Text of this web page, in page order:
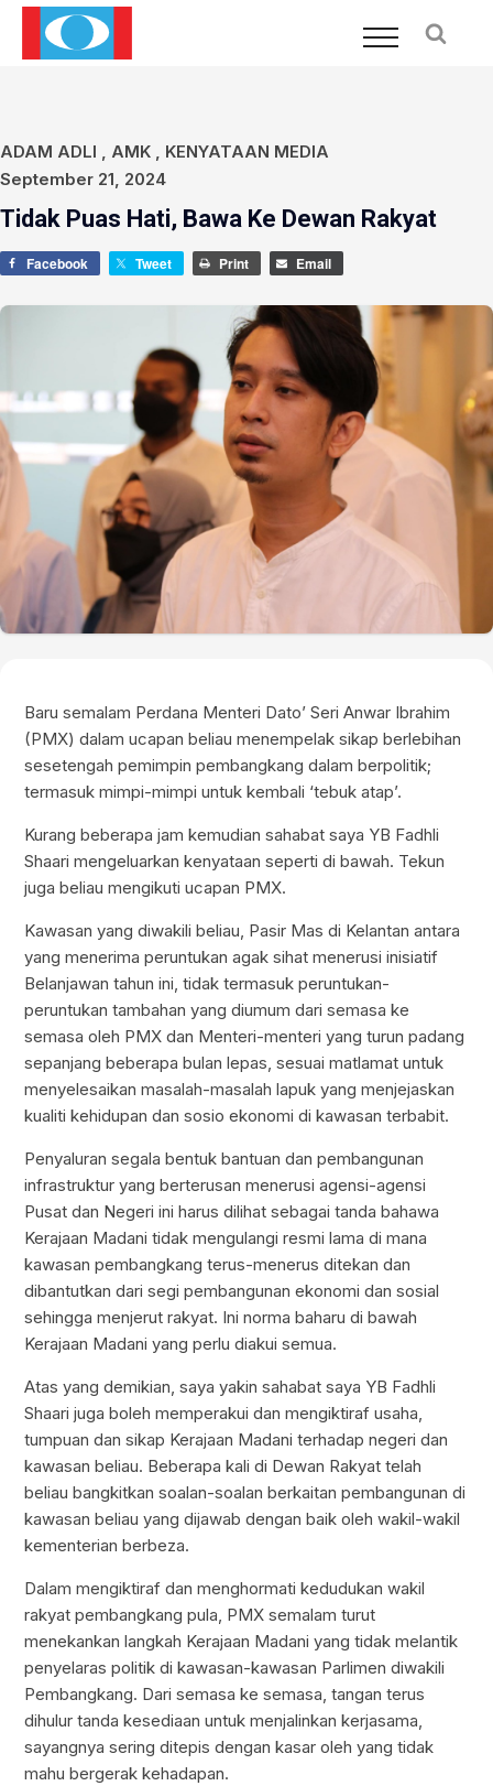
ADAM ADLI , AMK , KENYATAAN MEDIA
September 21, 2024
Tidak Puas Hati, Bawa Ke Dewan Rakyat
Facebook Tweet Print Email
Baru semalam Perdana Menteri Dato’ Seri Anwar Ibrahim
(PMX) dalam ucapan beliau menempelak sikap berlebihan
sesetengah pemimpin pembangkang dalam berpolitik;
termasuk mimpi-mimpi untuk kembali ‘tebuk atap’.
Kurang beberapa jam kemudian sahabat saya YB Fadhli
Shaari mengeluarkan kenyataan seperti di bawah. Tekun
juga beliau mengikuti ucapan PMX.
Kawasan yang diwakili beliau, Pasir Mas di Kelantan antara
yang menerima peruntukan agak sihat menerusi inisiatif
Belanjawan tahun ini, tidak termasuk peruntukan-
peruntukan tambahan yang diumum dari semasa ke
semasa oleh PMX dan Menteri-menteri yang turun padang
sepanjang beberapa bulan lepas, sesuai matlamat untuk
menyelesaikan masalah-masalah lapuk yang menjejaskan
kualiti kehidupan dan sosio ekonomi di kawasan terbabit.
Penyaluran segala bentuk bantuan dan pembangunan
infrastruktur yang berterusan menerusi agensi-agensi
Pusat dan Negeri ini harus dilihat sebagai tanda bahawa
Kerajaan Madani tidak mengulangi resmi lama di mana
kawasan pembangkang terus-menerus ditekan dan
dibantutkan dari segi pembangunan ekonomi dan sosial
sehingga menjerut rakyat. Ini norma baharu di bawah
Kerajaan Madani yang perlu diakui semua.
Atas yang demikian, saya yakin sahabat saya YB Fadhli
Shaari juga boleh memperakui dan mengiktiraf usaha,
tumpuan dan sikap Kerajaan Madani terhadap negeri dan
kawasan beliau. Beberapa kali di Dewan Rakyat telah
beliau bangkitkan soalan-soalan berkaitan pembangunan di
kawasan beliau yang dijawab dengan baik oleh wakil-wakil
kementerian berbeza.
Dalam mengiktiraf dan menghormati kedudukan wakil
rakyat pembangkang pula, PMX semalam turut
menekankan langkah Kerajaan Madani yang tidak melantik
penyelaras politik di kawasan-kawasan Parlimen diwakili
Pembangkang. Dari semasa ke semasa, tangan terus
dihulur tanda kesediaan untuk menjalinkan kerjasama,
sayangnya sering ditepis dengan kasar oleh yang tidak
mahu bergerak kehadapan.